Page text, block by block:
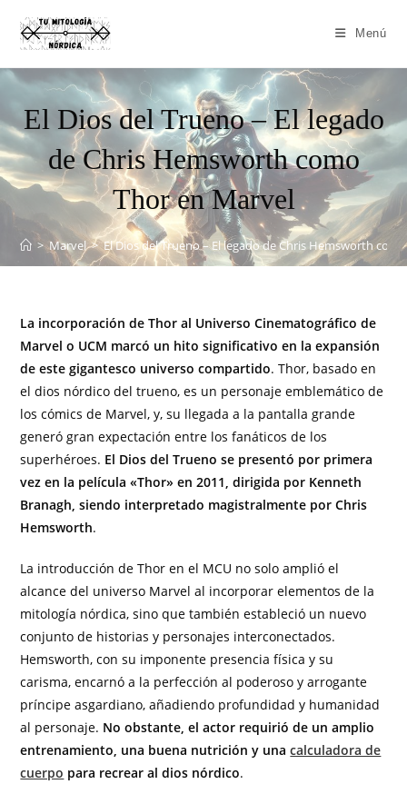
Menú
El Dios del Trueno – El legado
de Chris Hemsworth como
Thor en Marvel
> Marvel > El Dios del Trueno – El legado de Chris Hemsworth
La incorporación de Thor al Universo Cinematográfico de
Marvel o UCM marcó un hito significativo en la expansión
de este gigantesco universo compartido. Thor, basado en
el dios nórdico del trueno, es un personaje emblemático de
los cómics de Marvel, y, su llegada a la pantalla grande
generó gran expectación entre los fanáticos de los
superhéroes. El Dios del Trueno se presentó por primera
vez en la película «Thor» en 2011, dirigida por Kenneth
Branagh, siendo interpretado magistralmente por Chris
Hemsworth.
La introducción de Thor en el MCU no solo amplió el
alcance del universo Marvel al incorporar elementos de la
mitología nórdica, sino que también estableció un nuevo
conjunto de historias y personajes interconectados.
Hemsworth, con su imponente presencia física y su
carisma, encarnó a la perfección al poderoso y arrogante
príncipe asgardiano, añadiendo profundidad y humanidad
al personaje. No obstante, el actor requirió de un amplio
entrenamiento, una buena nutrición y unacalculadora de
cuerpo para recrear al dios nórdico.